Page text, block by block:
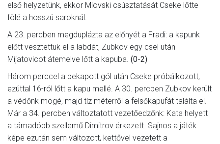
első helyzetünk, ekkor Miovski csúsztatását Cseke lőtte
fölé a hosszú saroknál.
A 23. percben megduplázta az előnyét a Fradi: a kapunk
előtt vesztettük el a labdát, Zubkov egy csel után
Mijatovicot átemelve lőtt a kapuba. (0-2)
Három perccel a bekapott gól után Cseke próbálkozott,
ezúttal 16-ról lőtt a kapu mellé. A 30. percben Zubkov került
a védőnk mögé, majd tíz méterről a felsőkapufát találta el.
Már a 34. percben változtatott vezetőedzőnk: Kata helyett
a támadóbb szellemű Dimitrov érkezett. Sajnos a játék
képe ezután sem változott, kettővel vezetett a